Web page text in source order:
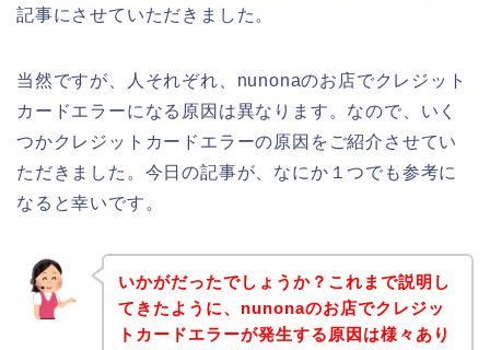
記事にさせていただきました。
当然ですが、人それぞれ、nunonaのお店でクレジット
カードエラーになる原因は異なります。なので、いく
つかクレジットカードエラーの原因をご紹介させてい
ただきました。今日の記事が、なにか１つでも参考に
なると幸いです。
いかがだったでしょうか？これまで説明し
てきたように、nunonaのお店でクレジッ
トカードエラーが発生する原因は様々あり